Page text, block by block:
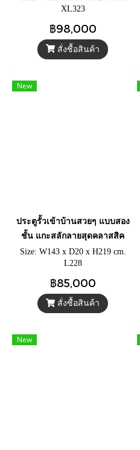
XL323
฿98,000
สั่งซื้อสินค้า
New
ประตูรั้วเข้าบ้านสวยๆ แบบสอง
ชั้น แกะสลักลายสุดคลาสสิค
Size: W143 x D20 x H219 cm.
L228
฿85,000
สั่งซื้อสินค้า
New